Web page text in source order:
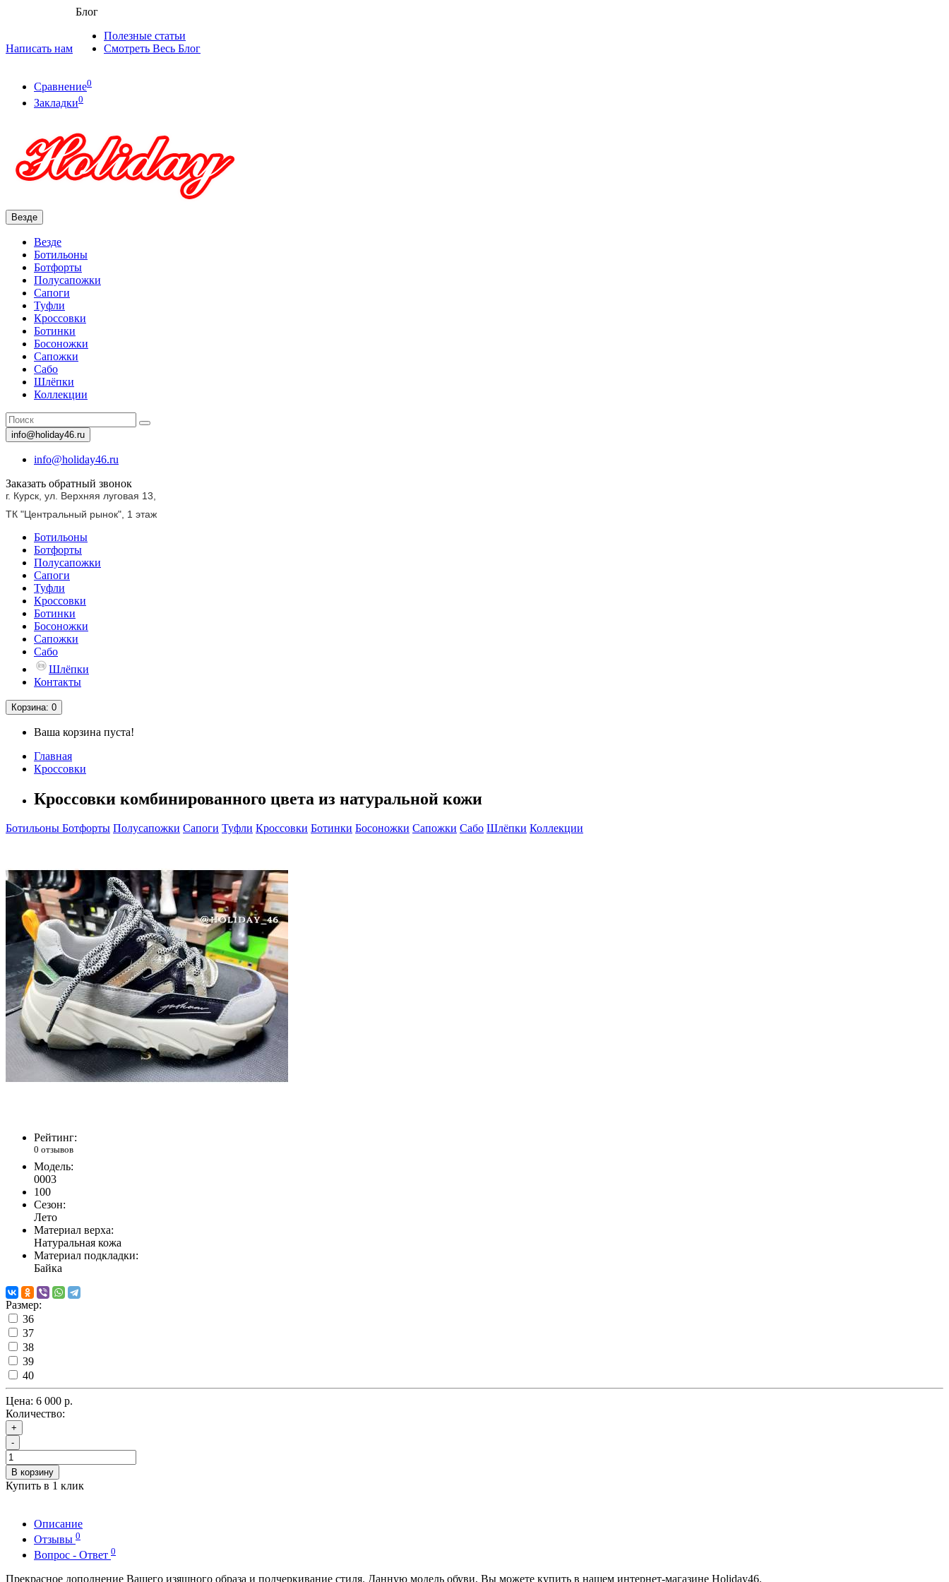
Написать нам
Блог
Полезные статьи
Смотреть Весь Блог
Сравнение0
Закладки0
Везде
Везде
Ботильоны
Ботфорты
Полусапожки
Сапоги
Туфли
Кроссовки
Ботинки
Босоножки
Сапожки
Сабо
Шлёпки
Коллекции
info@holiday46.ru
info@holiday46.ru
Заказать обратный звонок
г. Курск, ул. Верхняя луговая 13,
ТК "Центральный рынок", 1 этаж
Ботильоны
Ботфорты
Полусапожки
Сапоги
Туфли
Кроссовки
Ботинки
Босоножки
Сапожки
Сабо
Шлёпки
Контакты
Корзина: 0
Ваша корзина пуста!
Главная
Кроссовки
Кроссовки комбинированного цвета из натуральной кожи
Ботильоны Ботфорты Полусапожки Сапоги Туфли Кроссовки Ботинки Босоножки Сапожки Сабо Шлёпки Коллекции
Рейтинг:
0 отзывов
Модель:
0003
100
Сезон:
Лето
Материал верха:
Натуральная кожа
Материал подкладки:
Байка
Размер:
36
37
38
39
40
Цена: 6 000 р.
Количество:
+
-
В корзину
Купить в 1 клик
Описание
Отзывы 0
Вопрос - Ответ 0
Прекрасное дополнение Вашего изящного образа и подчеркивание стиля. Данную модель обуви, Вы можете купить в нашем интернет-магазине Holiday46.